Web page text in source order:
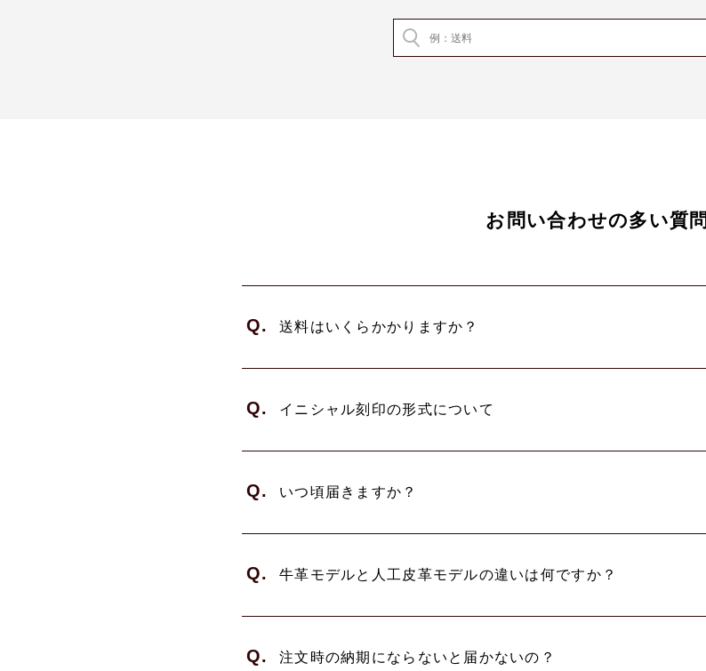
お問い合わせの多い質問
Q. 送料はいくらかかりますか？
Q. イニシャル刻印の形式について
Q. いつ頃届きますか？
Q. 牛革モデルと人工皮革モデルの違いは何ですか？
Q. 注文時の納期にならないと届かないの？